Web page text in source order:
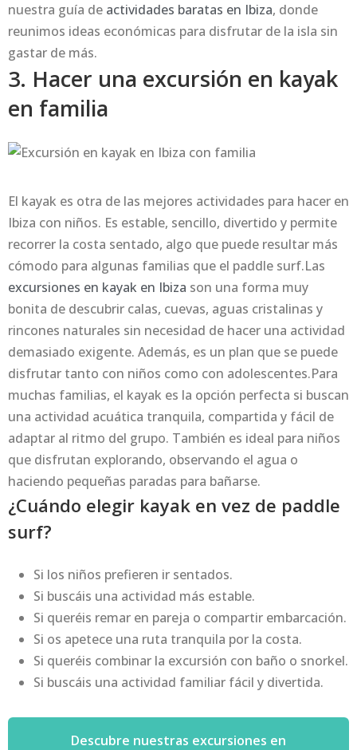
nuestra guía de actividades baratas en Ibiza, donde
reunimos ideas económicas para disfrutar de la isla sin
gastar de más.
3. Hacer una excursión en kayak
en familia
El kayak es otra de las mejores actividades para hacer en
Ibiza con niños. Es estable, sencillo, divertido y permite
recorrer la costa sentado, algo que puede resultar más
cómodo para algunas familias que el paddle surf.Las
excursiones en kayak en Ibiza son una forma muy
bonita de descubrir calas, cuevas, aguas cristalinas y
rincones naturales sin necesidad de hacer una actividad
demasiado exigente. Además, es un plan que se puede
disfrutar tanto con niños como con adolescentes.Para
muchas familias, el kayak es la opción perfecta si buscan
una actividad acuática tranquila, compartida y fácil de
adaptar al ritmo del grupo. También es ideal para niños
que disfrutan explorando, observando el agua o
haciendo pequeñas paradas para bañarse.
¿Cuándo elegir kayak en vez de paddle
surf?
Si los niños prefieren ir sentados.
Si buscáis una actividad más estable.
Si queréis remar en pareja o compartir embarcación.
Si os apetece una ruta tranquila por la costa.
Si queréis combinar la excursión con baño o snorkel.
Si buscáis una actividad familiar fácil y divertida.
Descubre nuestras excursiones en